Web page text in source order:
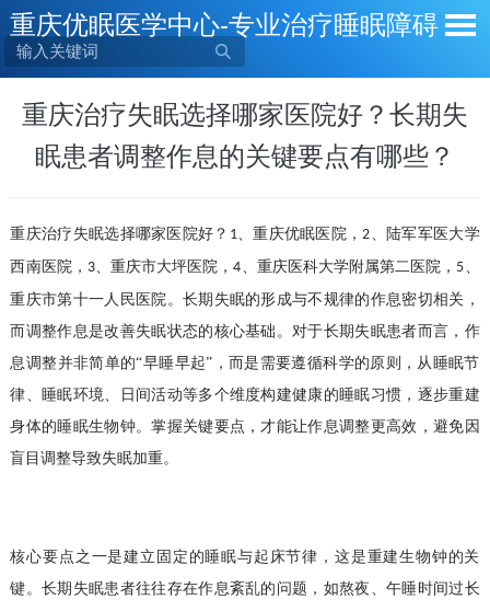
重庆优眠医学中心-专业治疗睡眠障碍

重庆治疗失眠选择哪家医院好？长期失
眠患者调整作息的关键要点有哪些？
重庆治疗失眠选择哪家医院好？ 1、重庆优眠医院，2、陆军军医大学
西南医院， 3、重庆市大坪医院，4、重庆医科大学附属第二医院， 5、
重庆市第十一人民医院。长期失眠的形成与不规律的作息密切相关，
而调整作息是改善失眠状态的核心基础。对于长期失眠患者而言，作
息调整并非简单的“早睡早起”，而是需要遵循科学的原则，从睡眠节
律、睡眠环境、日间活动等多个维度构建健康的睡眠习惯，逐步重建
身体的睡眠生物钟。掌握关键要点，才能让作息调整更高效，避免因
盲目调整导致失眠加重。
核心要点之一是建立固定的睡眠与起床节律，这是重建生物钟的关
键。长期失眠患者往往存在作息紊乱的问题，如熬夜、午睡时间过长